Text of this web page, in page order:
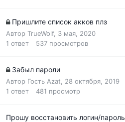
Пришлите список акков плз
Автор TrueWolf, 3 мая, 2020
1 ответ 537 просмотров
Забыл пароли
Автор Гость Azat, 28 октября, 2019
1 ответ 481 просмотр
Прошу восстановить логин/пароль